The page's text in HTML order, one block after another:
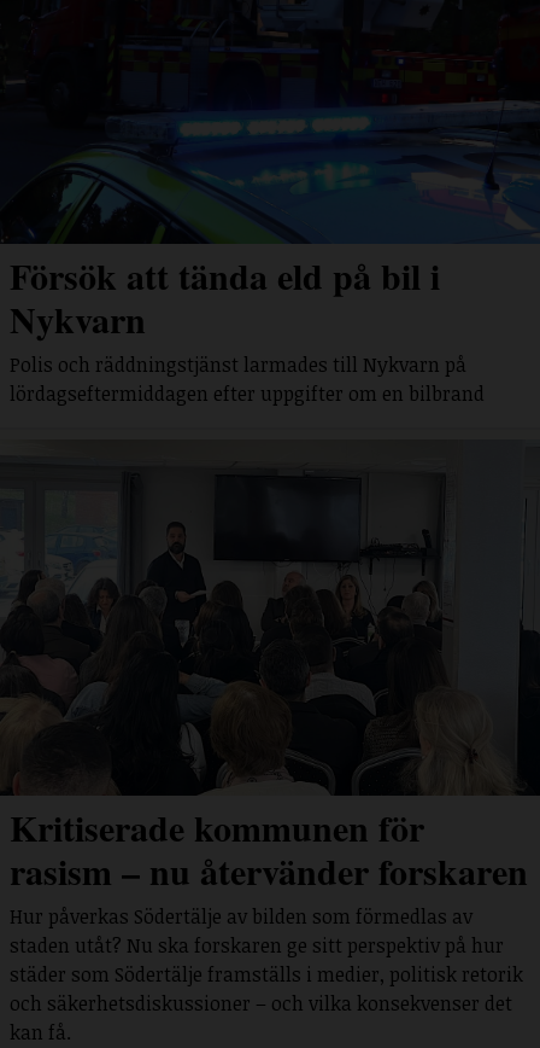
Försök att tända eld på bil i
Nykvarn
Polis och räddningstjänst larmades till Nykvarn på
lördagseftermiddagen efter uppgifter om en bilbrand
Kritiserade kommunen för
rasism – nu återvänder forskaren
Hur påverkas Södertälje av bilden som förmedlas av
staden utåt? Nu ska forskaren ge sitt perspektiv på hur
städer som Södertälje framställs i medier, politisk retorik
och säkerhetsdiskussioner – och vilka konsekvenser det
kan få.